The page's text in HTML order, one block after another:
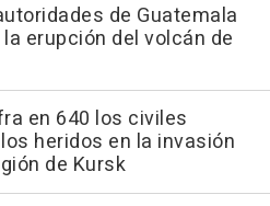
de Guatemala
erupción del volcán de
en 640 los civiles
heridos en la invasión
de Kursk